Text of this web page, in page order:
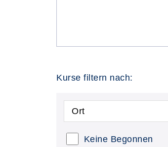
Kurse filtern nach:
Ort
Keine Begonnen